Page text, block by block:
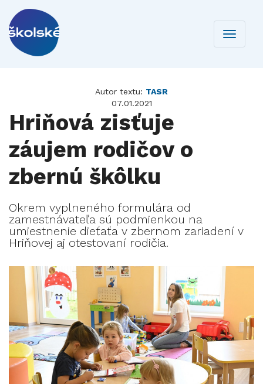
Toggle
Autor textu: TASR
07.01.2021
Hriňová zisťuje
záujem rodičov o
zbernú škôlku
Okrem vyplneného formulára od
zamestnávateľa sú podmienkou na
umiestnenie dieťaťa v zbernom zariadení v
Hriňovej aj otestovaní rodičia.